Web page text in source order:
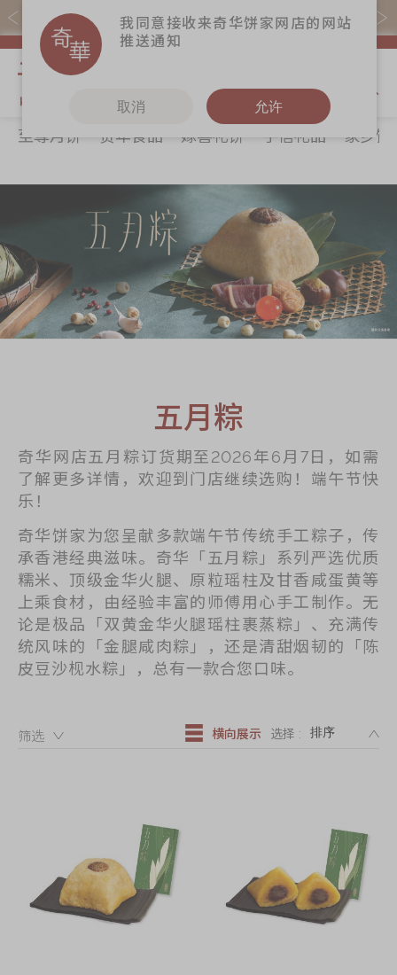
购物满$368(折扣后)即免本地运费！
关于奇华
商务销售
嫁喜须知
奇华网志
奇华饼食
贺年食品
嫁喜礼饼
手信礼品
家乡饼食
时令食品
迪士尼系列
奇华LINE
FRIENDS礼盒
所有产品
产品价目表
更多
奇华工作坊
奇华茶室
联络奇华
加入奇华
EN 繁體
至尊月饼 贺年食品 嫁喜礼饼 手信礼品
家乡饼
五月粽
奇华网店五月粽订货期至2026年6月7日，如需
了解更多详情，欢迎到门店继续选购！端午节快
乐！
奇华饼家为您呈献多款端午节传统手工粽子，传
承香港经典滋味。奇华「五月粽」系列严选优质
糯米、顶级金华火腿、原粒瑶柱及甘香咸蛋黄等
上乘食材，由经验丰富的师傅用心手工制作。无
论是极品「双黄金华火腿瑶柱裹蒸粽」、充满传
统风味的「金腿咸肉粽」，还是清甜烟韧的「陈
皮豆沙枧水粽」，总有一款合您口味。
筛选： 横向展示 选择 :
我同意接收来奇华饼家网店的网站
推送通知
取消 允许